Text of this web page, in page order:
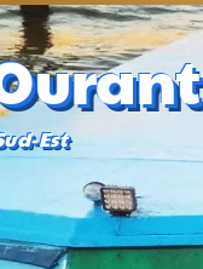
Est